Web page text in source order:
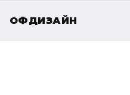
ОФДИЗАЙН